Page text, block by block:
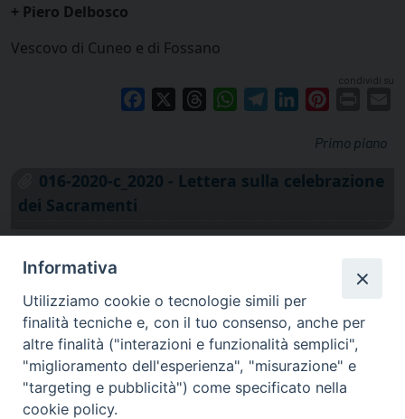
+ Piero Delbosco
Vescovo di Cuneo e di Fossano
condividi su
Facebook ThreadsWhatsAppTelegramLinkedIn
Primo piano
016-2020-c_2020 - Lettera sulla celebrazione
dei Sacramenti
Informativa
Utilizziamo cookie o tecnologie simili per
finalità tecniche e, con il tuo consenso, anche per
altre finalità ("interazioni e funzionalità semplici",
"miglioramento dell'esperienza", "misurazione" e
"targeting e pubblicità") come specificato nella
cookie policy.